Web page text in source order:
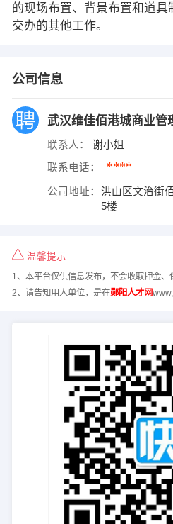
的现场布置、背景布置和道
交办的其他工作。
公司信息
武汉维佳佰港城商业管
联系人： 谢小姐
联系电话： ****
公司地址：
洪山区文治街
5楼
温馨提示
1、本平台仅供信息发布，不会收取押金、
2、请告知用人单位，是在郧阳人才网